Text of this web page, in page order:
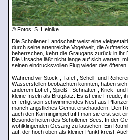
© Fotos: S. Heinike
Die Schollener Landschaft weist eine
durch seine artenreiche Vogelwelt, die
beherrschen, kehrt die Graugans zurück in ihr
Die Ursache läßt nicht lange auf sich warten,
seinen eindrucksvollen Flug wieder des öfteren
Während wir Stock-, Tafel-, Schell- und
Wasserstellen beobachten konnten, haben
anderem Löffel-, Spieß-, Schnatter-, Krick-
kleine Inseln als Brutplatz. Es ist eine Freude,
er fertigt sein schwimmendes Nest aus
manch ängstliches Gemüt erschaudern. Den
auch den Karmingimpel trifft man sie erst seit
Besonderheiten des Schollener Sees. In der
wohlklingenden Gesang zu lauschen. Ein
auf, der hoch oben als kleiner Punkt kreist.